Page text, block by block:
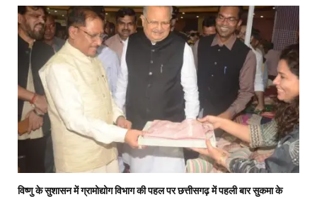
विष्णु के सुशासन में ग्रामोद्योग विभाग की पहल पर छत्तीसगढ़ में पहली बार सुकमा के